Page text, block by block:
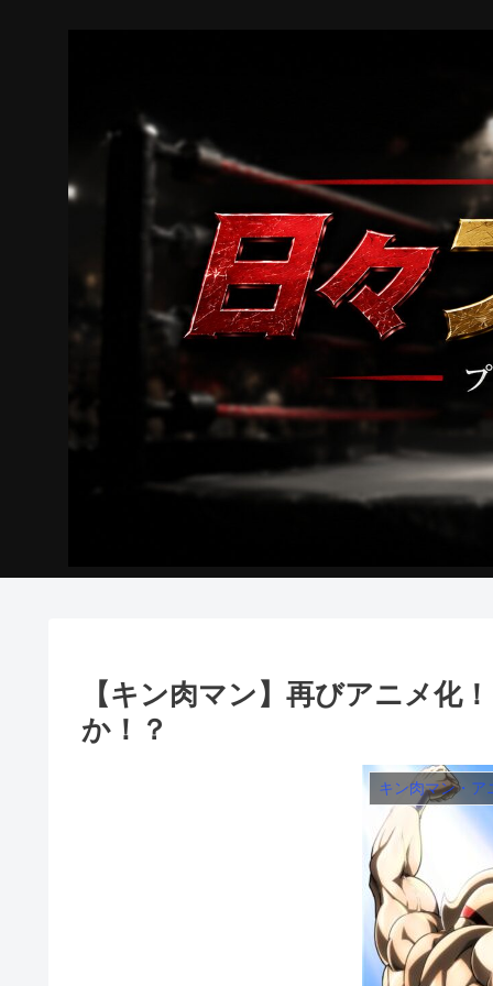
【キン肉マン】再びアニメ化
か！？
キン肉マン・ア